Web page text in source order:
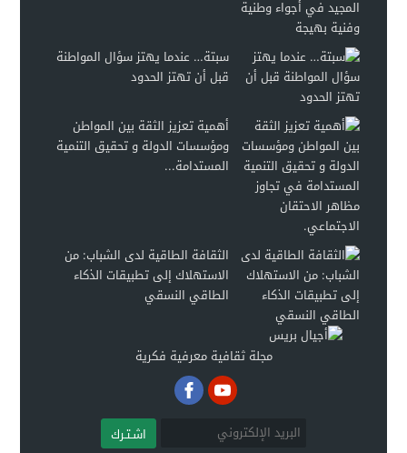
سبتة… عندما يهتز سؤال المواطنة
قبل أن تهتز الحدود
أهمية تعزيز الثقة بين المواطن
ومؤسسات الدولة و تحقيق التنمية
المستدامة...
الثقافة الطاقية لدى الشباب: من
الاستهلاك إلى تطبيقات الذكاء
الطاقي النسقي
مجلة ثقافية معرفية فكرية
اشـتـرك